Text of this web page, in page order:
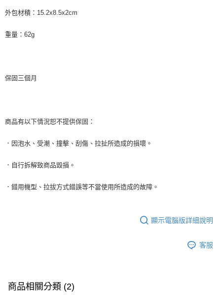
外包材積：15.2x8.5x2cm
重量：62g
保固三個月
商品有以下情況恕不提供保固：
．因泡水、受潮、撞擊、刮傷、拉扯所造成的損壞。
．自行拆解致商品毀損。
．錯用機型、拉拔方式錯誤等不當使用所造成的故障。
顯示電腦版詳細說明
客服
商品相關分類 (2)